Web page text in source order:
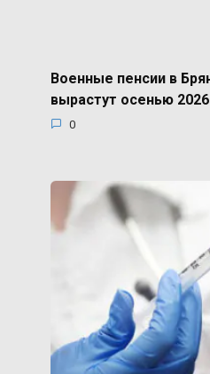
Военные пенсии в
вырастут осенью
0